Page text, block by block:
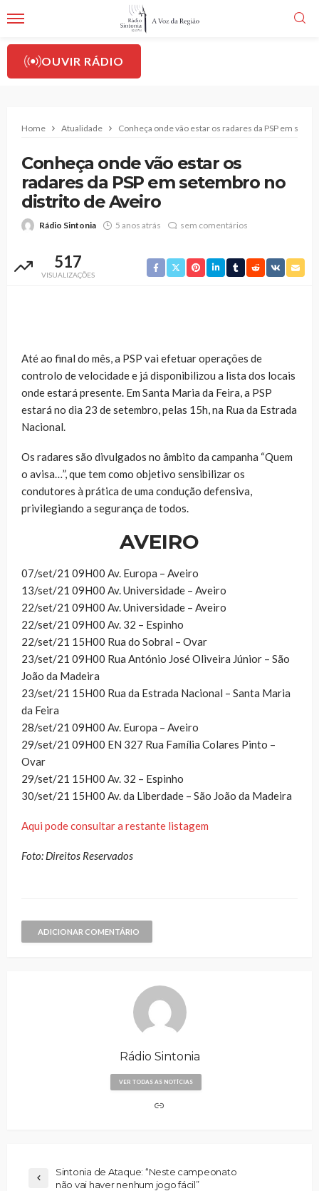
OUVIR RÁDIO
Home Atualidade Conheça onde vão estar os radares da PSP em
Conheça onde vão estar os
radares da PSP em setembro no
distrito de Aveiro
Rádio Sintonia 5 anos atrás sem comentários
517
VISUALIZAÇÕES
Até ao final do mês, a PSP vai efetuar operações de
controlo de velocidade e já disponibilizou a lista dos locais
onde estará presente. Em Santa Maria da Feira, a PSP
estará no dia 23 de setembro, pelas 15h, na Rua da Estrada
Nacional.
Os radares são divulgados no âmbito da campanha “Quem
o avisa…”, que tem como objetivo sensibilizar os
condutores à prática de uma condução defensiva,
privilegiando a segurança de todos.
AVEIRO
07/set/21 09H00 Av. Europa – Aveiro
13/set/21 09H00 Av. Universidade – Aveiro
22/set/21 09H00 Av. Universidade – Aveiro
22/set/21 09H00 Av. 32 – Espinho
22/set/21 15H00 Rua do Sobral – Ovar
23/set/21 09H00 Rua António José Oliveira Júnior – São
João da Madeira
23/set/21 15H00 Rua da Estrada Nacional – Santa Maria
da Feira
28/set/21 09H00 Av. Europa – Aveiro
29/set/21 09H00 EN 327 Rua Família Colares Pinto –
Ovar
29/set/21 15H00 Av. 32 – Espinho
30/set/21 15H00 Av. da Liberdade – São João da Madeira
Aqui pode consultar a restante listagem
Foto: Direitos Reservados
ADICIONAR COMENTÁRIO
Rádio Sintonia
VER TODAS AS NOTÍCIAS
Sintonia de Ataque: “Neste campeonato
não vai haver nenhum jogo fácil”